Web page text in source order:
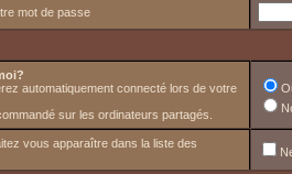
mot de passe
automatiquement connecté lors de votre
sur les ordinateurs partagés.
vous apparaître dans la liste des